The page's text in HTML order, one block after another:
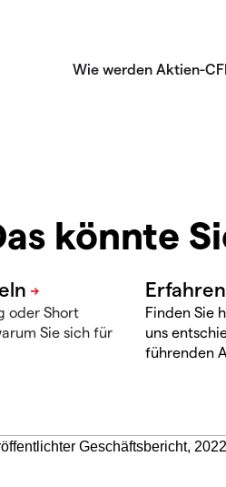
könnte
oder Short
Sie sich für
Finden Sie
uns
führenden
Geschäftsbericht,